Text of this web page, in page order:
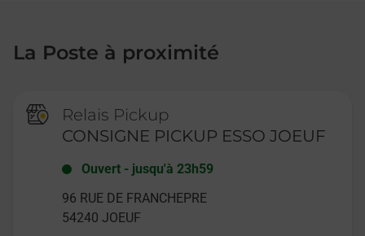
La Poste à proximité
Relais Pickup
CONSIGNE PICKUP ESSO JOEUF
Ouvert - jusqu'à 23h59
96 RUE DE FRANCHEPRE
54240 JOEUF